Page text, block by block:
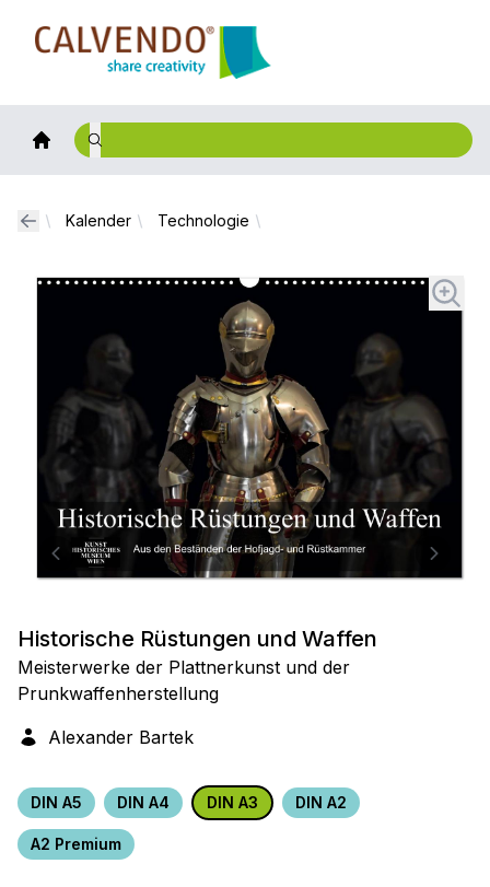
Calvendo
Kalender Technologie
Historische Rüstungen und Waffen
Meisterwerke der Plattnerkunst und der
Prunkwaffenherstellung
Alexander Bartek
DIN A5 DIN A4 DIN A3 DIN A2
A2 Premium